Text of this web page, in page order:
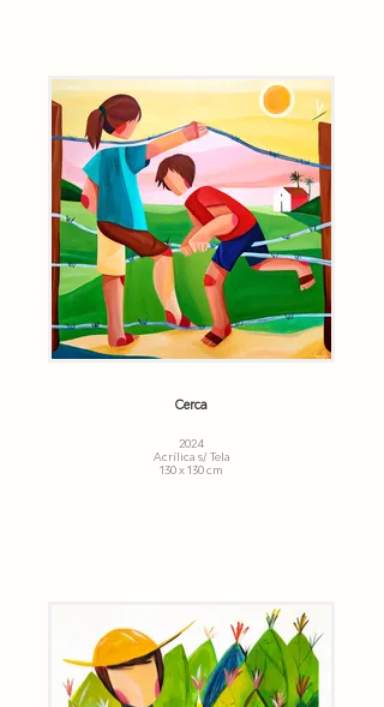
Cerca
2024
Acrílica s/ Tela
130 x 130 cm